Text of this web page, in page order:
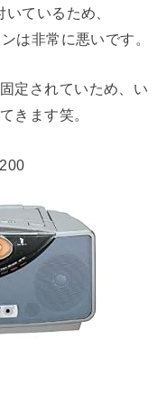
ているため、
は非常に悪いです。
定されていため、い
きます笑。